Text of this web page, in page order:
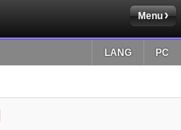
Menu
PC
LANG
치북5